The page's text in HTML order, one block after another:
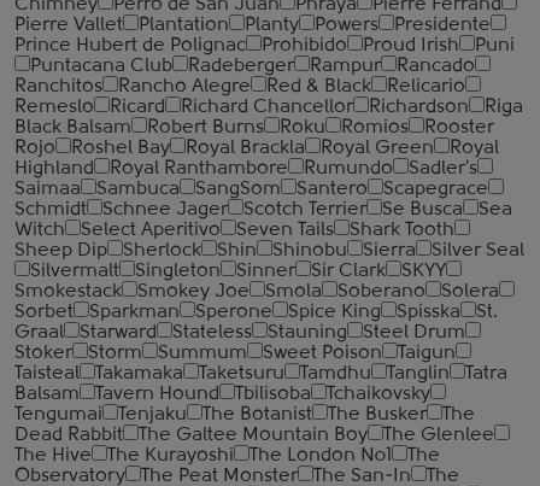
Chimney
Perro de San Juan Phraya
Pierre Ferrand
Pierre Vallet
Plantation Planty Powers
Presidente
Prince Hubert de Polignac
Prohibido Proud Irish
Puni
Puntacana Club
Radeberger Rampur
Rancado
Ranchitos
Rancho Alegre Red & Black
Relicario
Remeslo
Ricard Richard Chancellor Richardson
Riga
Black Balsam
Robert Burns Roku Romios
Rooster
Rojo
Roshel Bay Royal Brackla Royal Green
Royal
Highland
Royal Ranthambore Rumundo
Sadler's
Saimaa
Sambuca SangSom Santero
Scapegrace
Schmidt
Schnee Jager Scotch Terrier Se Busca
Sea
Witch
Select Aperitivo Seven Tails
Shark Tooth
Sheep Dip
Sherlock Shin Shinobu Sierra
Silver Seal
Silvermalt
Singleton Sinner Sir Clark
SKYY
Smokestack
Smokey Joe Smola Soberano
Solera
Sorbet
Sparkman Sperone Spice King Spisska
St.
Graal
Starward Stateless Stauning
Steel Drum
Stoker
Storm Summum Sweet Poison
Taigun
Taisteal
Takamaka Taketsuru Tamdhu Tanglin
Tatra
Balsam
Tavern Hound Tbilisoba
Tchaikovsky
Tengumai
Tenjaku The Botanist The Busker
The
Dead Rabbit
The Galtee Mountain Boy
The Glenlee
The Hive
The Kurayoshi The London №1
The
Observatory
The Peat Monster The San-In
The